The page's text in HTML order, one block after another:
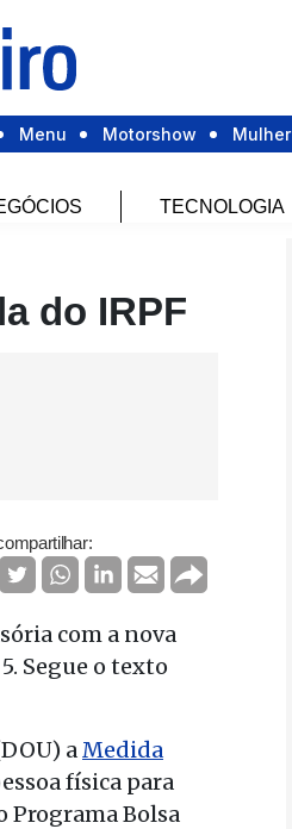
Menu Motorshow Mulher
TECNOLOGIA
do IRPF
com a nova
Segue o texto
aMedida
física para
Programa Bolsa